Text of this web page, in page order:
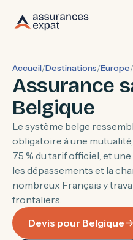
Accueil/Destinations/Europe/
Assurance
Belgique
Le système belge
obligatoire à une
75 % du tarif officiel, et
les dépassements et la
nombreux Français y
frontaliers.
Devis pour Belgique